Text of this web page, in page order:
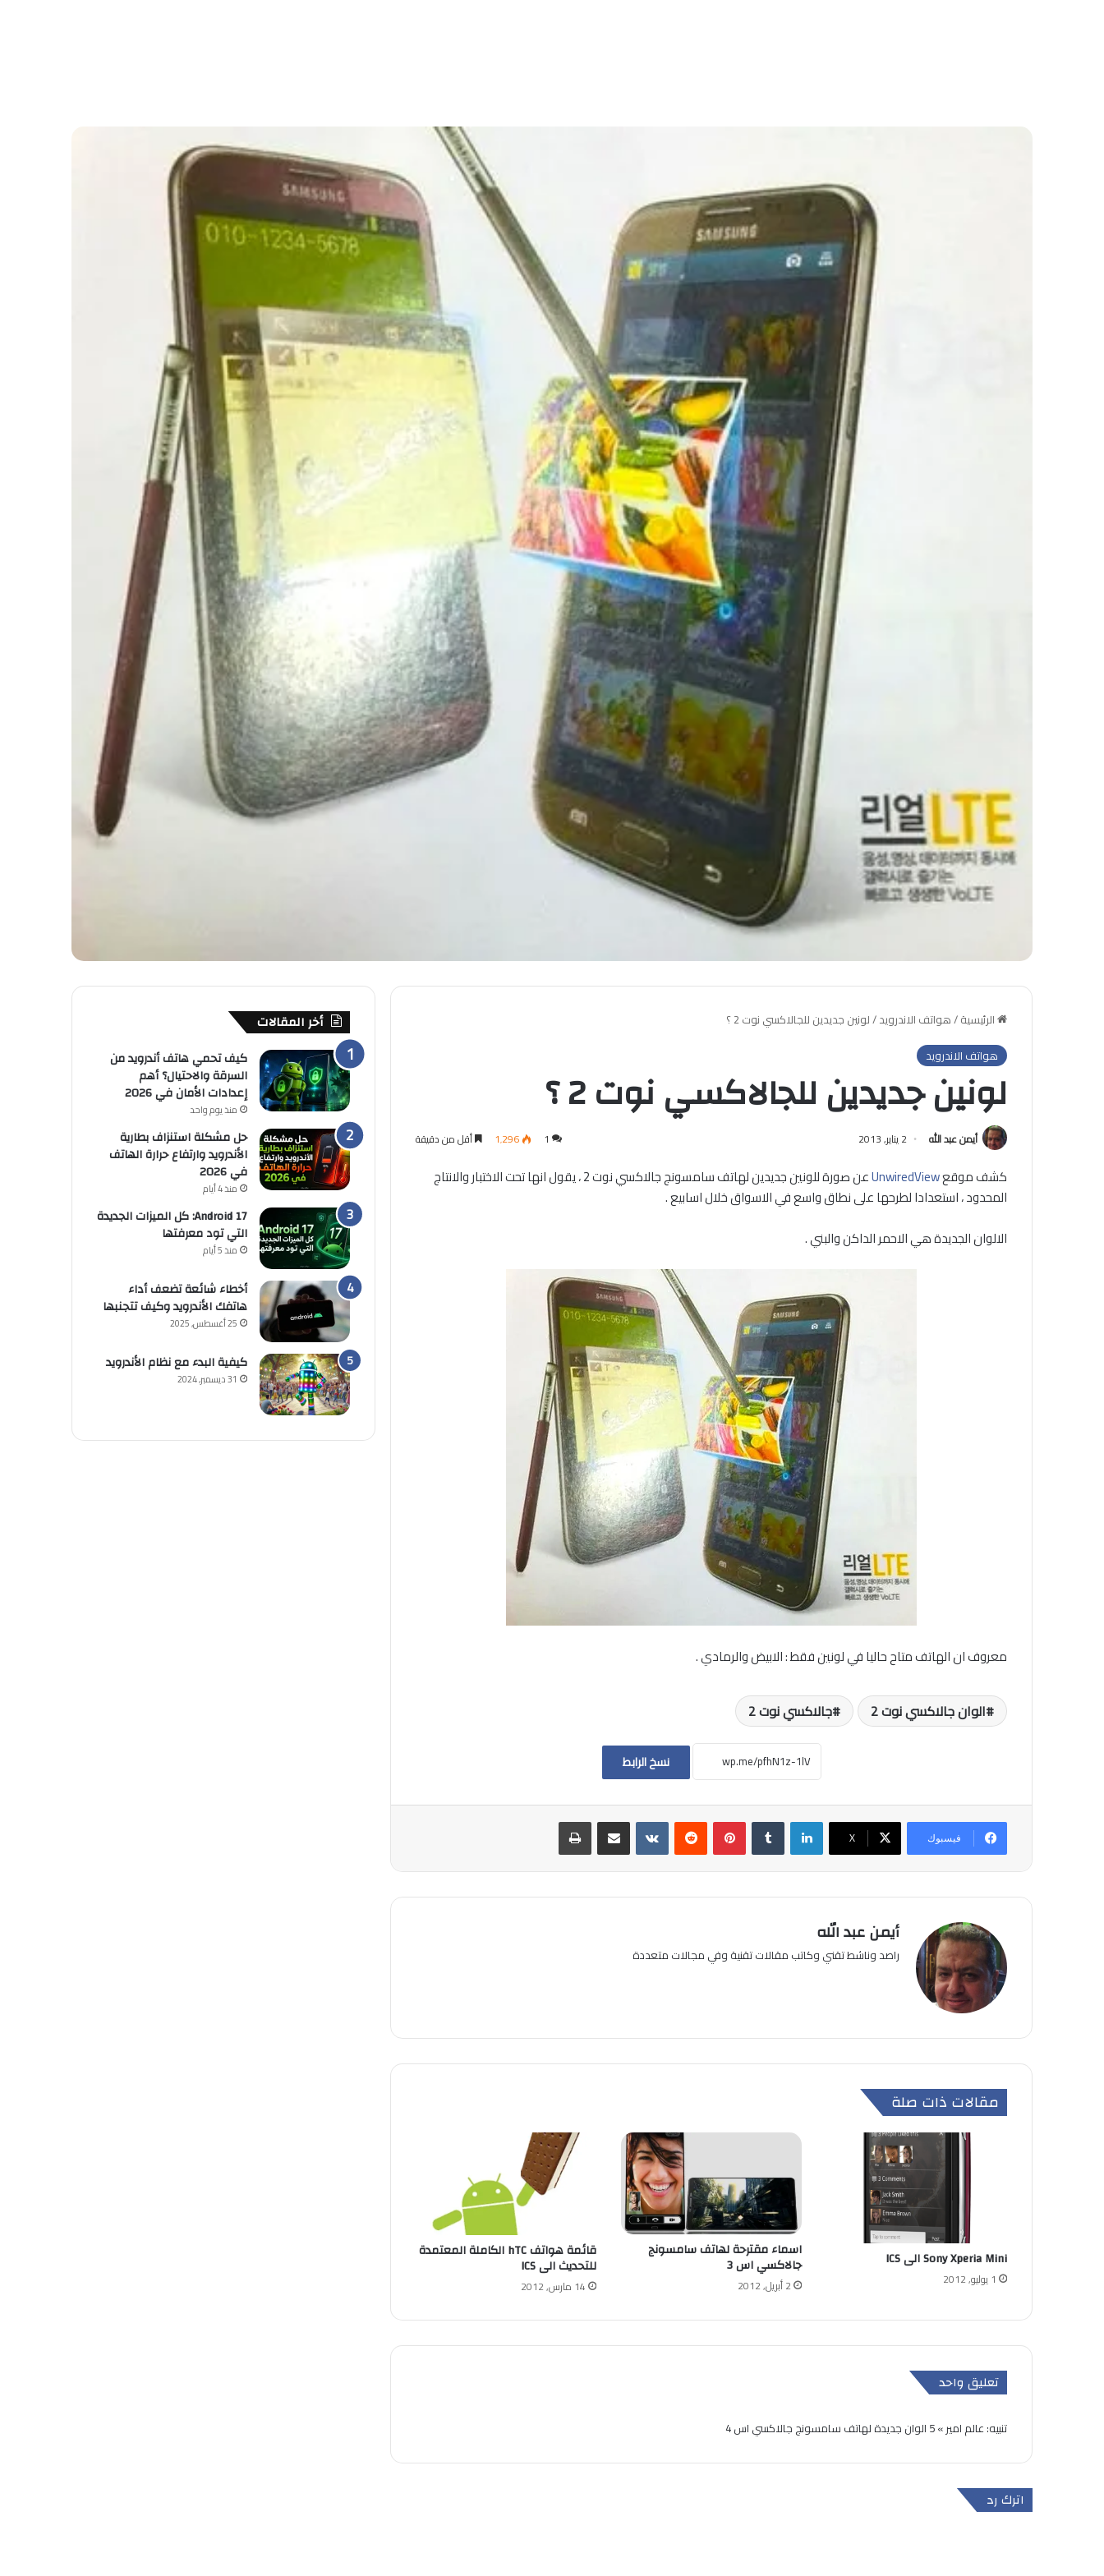
الرئيسية/هواتف الاندرويد/لونين جديدين للجالاكسي نوت 2 ؟
هواتف الاندرويد
لونين جديدين للجالاكسي نوت 2 ؟
أيمن عبد الله 2 يناير, 2013 1 1٬296 أقل من دقيقة
كشف موقعUnwiredView
عن صورة للونين جديدين لهاتف سامسونج جالاكسي نوت 2 ، يقول انها تحت الاختبار والانتاج
المحدود ، استعدادا لطرحها على نطاق واسع في الاسواق خلال اسابيع .
الالوان الجديدة هي الاحمر الداكن والبني .
معروف ان الهاتف متاح حاليا في لونين فقط : الابيض والرمادي .
الوان جالاكسي نوت 2 جالاكسي نوت 2
نسخ الرابط
فيسبوك ‫X
لينكدإن بينتيريست مشاركة عبر البريد طباعة
أيمن عبد الله
راصد وناشط تقني وكاتب مقالات تقنية وفي مجالات متعددة
مقالات ذات صلة
Sony Xperia Mini الى ICS
1 يوليو, 2012
اسماء مقترحة لهاتف سامسونج
جالاكسي اس 3
2 أبريل, 2012
قائمة هواتف hTC الكاملة المعتمدة
للتحديث الى ICS
14 مارس, 2012
تعليق واحد
تنبيه:عالم امير » 5 الوان جديدة لهاتف سامسونج جالاكسي اس 4
اترك رد
أخر المقالات
كيف تحمي هاتف أندرويد من
السرقة والاحتيال؟ أهم
إعدادات الأمان في 2026
منذ يوم واحد
حل مشكلة استنزاف بطارية
الأندرويد وارتفاع حرارة الهاتف
في 2026
منذ 4 أيام
Android 17: كل الميزات الجديدة
التي تود معرفتها
منذ 5 أيام
أخطاء شائعة تضعف أداء
هاتفك الأندرويد وكيف تتجنبها
25 أغسطس, 2025
كيفية البدء مع نظام الأندرويد
31 ديسمبر, 2024